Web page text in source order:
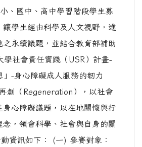
小、國中、高中學習階段學生募
讓學生經由科學及人文視野，進
永續議題，並結合教育部補助
社會責任實踐（USR）計畫-
」-身心障礙成人服務的韌力
創（Regeneration），以社會
身心障礙議題，以在地關懷與行
念，領會科學、社會與自身的關
資訊如下： (一) 參賽對象：